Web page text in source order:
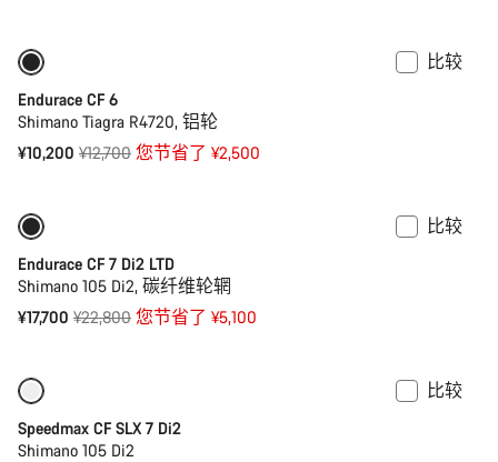
比较
Endurace CF 6
Shimano Tiagra R4720, 铝轮
¥10,200 原
¥12,700 您节省了 ¥2,500
比较
Endurace CF 7 Di2 LTD
Shimano 105 Di2, 碳纤维轮辋
¥17,700 原
¥22,800 您节省了 ¥5,100
比较
Speedmax CF SLX 7 Di2
Shimano 105 Di2